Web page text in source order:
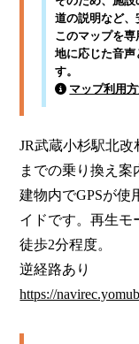
道の説明など、
このマップを
地に応じた音
す。
マップ利用
JR武蔵小杉駅北
までの乗り換え案
建物内でGPSが使
イドです。再生モ
徒歩2分程度。
https://